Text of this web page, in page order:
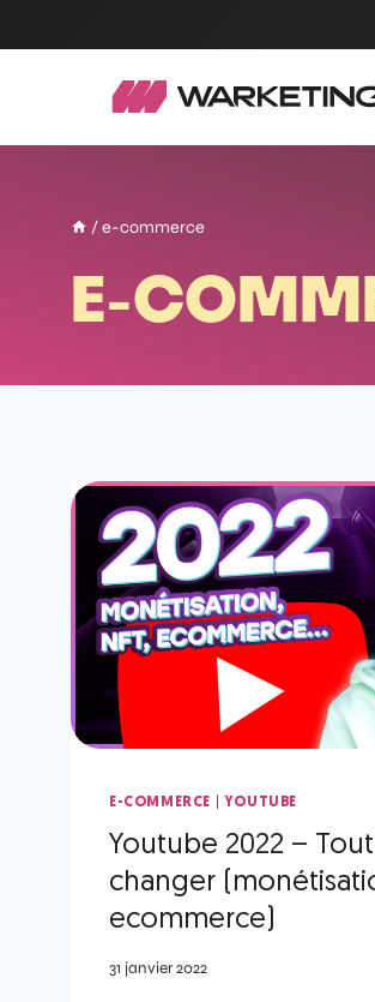
/ e-commerce
E-
E-COMMERCE | YOUTUBE
Youtube 2022 –
changer
ecommerce)
31 janvier 2022